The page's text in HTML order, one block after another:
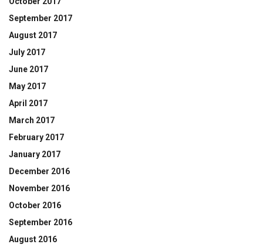
September 2017
August 2017
July 2017
June 2017
May 2017
April 2017
March 2017
February 2017
January 2017
December 2016
November 2016
October 2016
September 2016
August 2016